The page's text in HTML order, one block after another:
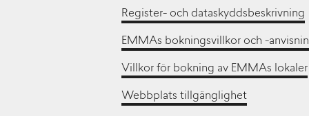
Register- och dataskyddsbeskrivning
EMMAs bokningsvillkor och -
Villkor för bokning av EMMAs lokaler
Webbplats tillgänglighet